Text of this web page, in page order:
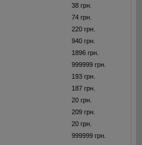
38 грн.
74 грн.
220 грн.
940 грн.
1896 грн.
999999 грн.
193 грн.
187 грн.
20 грн.
209 грн.
20 грн.
999999 грн.